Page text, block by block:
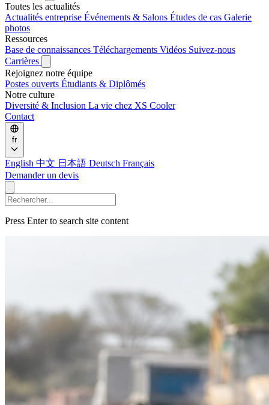
Toutes les actualités
Actualités entreprise Événements & Salons Études de cas Galerie
photos
Ressources
Base de connaissances Téléchargements Vidéos Suivez-nous
Carrières
Rejoignez notre équipe
Postes ouverts Étudiants & Diplômés
Notre culture
Diversité & Inclusion La vie chez XS Cooler
Contact
fr
English 中文 日本語 Deutsch Français
Demander un devis
Press Enter to search site content